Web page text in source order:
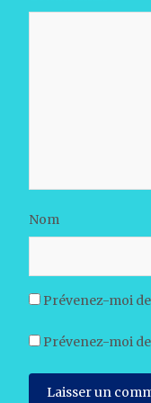
Nom
Prévenez-moi
Prévenez-moi